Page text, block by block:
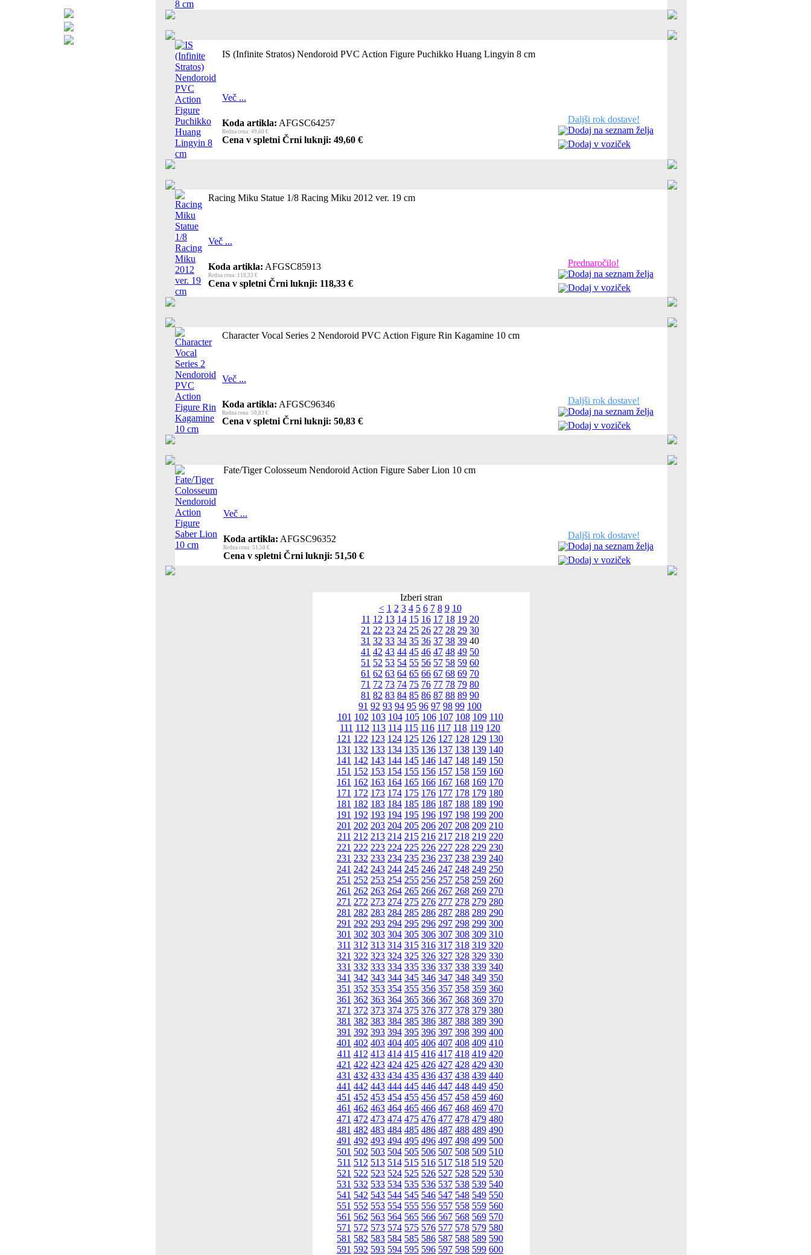
IS (Infinite Stratos) Nendoroid PVC Action Figure Puchikko Huang Lingyin 8 cm
Več ...
Koda artikla: AFGSC64257
Redna cena: 49,60 €
Cena v spletni Črni luknji: 49,60 €
Daljši rok dostave!
Dodaj na seznam želja
Dodaj v voziček
Racing Miku Statue 1/8 Racing Miku 2012 ver. 19 cm
Več ...
Koda artikla: AFGSC85913
Redna cena: 118,33 €
Cena v spletni Črni luknji: 118,33 €
Prednaročilo!
Dodaj na seznam želja
Dodaj v voziček
Character Vocal Series 2 Nendoroid PVC Action Figure Rin Kagamine 10 cm
Več ...
Koda artikla: AFGSC96346
Redna cena: 50,83 €
Cena v spletni Črni luknji: 50,83 €
Daljši rok dostave!
Dodaj na seznam želja
Dodaj v voziček
Fate/Tiger Colosseum Nendoroid Action Figure Saber Lion 10 cm
Več ...
Koda artikla: AFGSC96352
Redna cena: 51,50 €
Cena v spletni Črni luknji: 51,50 €
Daljši rok dostave!
Dodaj na seznam želja
Dodaj v voziček
Izberi stran
< 1 2 3 4 5 6 7 8 9 10
11 12 13 14 15 16 17 18 19 20
21 22 23 24 25 26 27 28 29 30
31 32 33 34 35 36 37 38 39 40
41 42 43 44 45 46 47 48 49 50
51 52 53 54 55 56 57 58 59 60
61 62 63 64 65 66 67 68 69 70
71 72 73 74 75 76 77 78 79 80
81 82 83 84 85 86 87 88 89 90
91 92 93 94 95 96 97 98 99 100
101 102 103 104 105 106 107 108 109 110
111 112 113 114 115 116 117 118 119 120
121 122 123 124 125 126 127 128 129 130
131 132 133 134 135 136 137 138 139 140
141 142 143 144 145 146 147 148 149 150
151 152 153 154 155 156 157 158 159 160
161 162 163 164 165 166 167 168 169 170
171 172 173 174 175 176 177 178 179 180
181 182 183 184 185 186 187 188 189 190
191 192 193 194 195 196 197 198 199 200
201 202 203 204 205 206 207 208 209 210
211 212 213 214 215 216 217 218 219 220
221 222 223 224 225 226 227 228 229 230
231 232 233 234 235 236 237 238 239 240
241 242 243 244 245 246 247 248 249 250
251 252 253 254 255 256 257 258 259 260
261 262 263 264 265 266 267 268 269 270
271 272 273 274 275 276 277 278 279 280
281 282 283 284 285 286 287 288 289 290
291 292 293 294 295 296 297 298 299 300
301 302 303 304 305 306 307 308 309 310
311 312 313 314 315 316 317 318 319 320
321 322 323 324 325 326 327 328 329 330
331 332 333 334 335 336 337 338 339 340
341 342 343 344 345 346 347 348 349 350
351 352 353 354 355 356 357 358 359 360
361 362 363 364 365 366 367 368 369 370
371 372 373 374 375 376 377 378 379 380
381 382 383 384 385 386 387 388 389 390
391 392 393 394 395 396 397 398 399 400
401 402 403 404 405 406 407 408 409 410
411 412 413 414 415 416 417 418 419 420
421 422 423 424 425 426 427 428 429 430
431 432 433 434 435 436 437 438 439 440
441 442 443 444 445 446 447 448 449 450
451 452 453 454 455 456 457 458 459 460
461 462 463 464 465 466 467 468 469 470
471 472 473 474 475 476 477 478 479 480
481 482 483 484 485 486 487 488 489 490
491 492 493 494 495 496 497 498 499 500
501 502 503 504 505 506 507 508 509 510
511 512 513 514 515 516 517 518 519 520
521 522 523 524 525 526 527 528 529 530
531 532 533 534 535 536 537 538 539 540
541 542 543 544 545 546 547 548 549 550
551 552 553 554 555 556 557 558 559 560
561 562 563 564 565 566 567 568 569 570
571 572 573 574 575 576 577 578 579 580
581 582 583 584 585 586 587 588 589 590
591 592 593 594 595 596 597 598 599 600